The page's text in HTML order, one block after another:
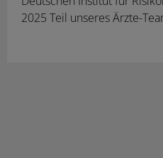
2025 Teil unseres Ärzte-